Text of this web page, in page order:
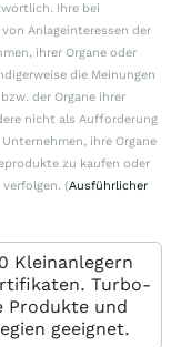
Ihre bei
Anlageinteressen der
ihrer Organe oder
die Meinungen
der Organe ihrer
nicht als Aufforderung
ihre Organe
zu kaufen oder
(Ausführlicher
Kleinanlegern
Turbo-
Produkte und
geeignet.